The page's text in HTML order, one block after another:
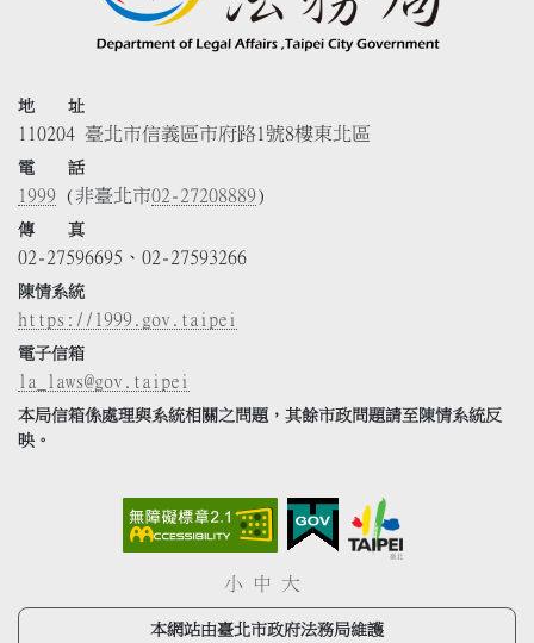
地 址
110204 臺北市信義區市府路1號8樓東北區
電 話
1999 (非臺北市02-27208889)
傳 真
02-27596695、02-27593266
陳情系統
https://1999.gov.taipei
電子信箱
la_laws@gov.taipei
本局信箱係處理與系統相關之問題，其餘市政問題請至陳情系統反
映。
小 中 大
本網站由臺北市政府法務局維護